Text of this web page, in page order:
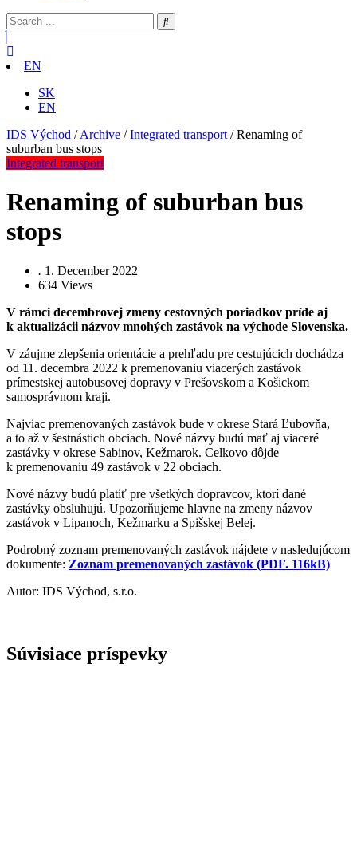
EN
SK
EN
IDS Východ /Archive /Integrated transport /Renaming of
suburban bus stops
Integrated transport
Renaming of suburban bus
stops
. 1. December 2022
634 Views
V rámci decembrovej zmeny cestovných poriadkov príde aj
k aktualizácii názvov mnohých zastávok na východe Slovenska.
V záujme zlepšenia orientácie a prehľadu pre cestujúcich dochádza
od 11. decembra 2022 k premenovaniu viacerých zastávok
prímestskej autobusovej dopravy v Prešovskom a Košickom
samosprávnom kraji.
Najviac premenovaných zastávok bude v okrese Stará Ľubovňa,
a to až v šestnástich obciach. Nové názvy budú mať aj viaceré
zastávky v okrese Sabinov, Kežmarok. Celkovo dôjde
k premenovaniu 49 zastávok v 22 obciach.
Nové názvy budú platiť pre všetkých dopravcov, ktorí dané
zastávky obsluhujú. Upozorňujeme hlavne na zmeny názvov
zastávok v Lipanoch, Kežmarku a Spišskej Belej.
Podrobný zoznam premenovaných zastávok nájdete v nasledujúcom
dokumente: Zoznam premenovaných zastávok (PDF. 116kB)
Autor: IDS Východ, s.r.o.
Súvisiace príspevky